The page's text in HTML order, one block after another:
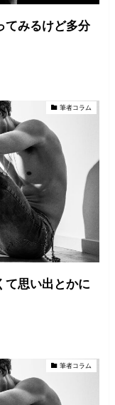
てみるけど多分
筆者コラム
て思い出とかに
筆者コラム